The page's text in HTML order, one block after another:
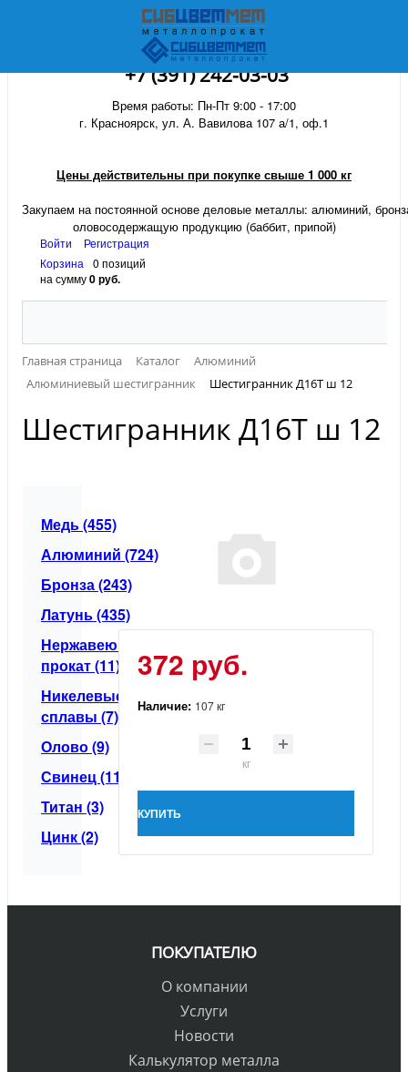
+7 (391) 242-03-03
Время работы: Пн-Пт 9:00 - 17:00
г. Красноярск, ул. А. Вавилова 107 а/1, оф.1
Цены действительны при покупке свыше 1 000 кг
Закупаем на постоянной основе деловые металлы: алюминий,
оловосодержащую продукцию (баббит, припой)
Войти
Регистрация
Корзина
0 позиций
на сумму0 руб.
Главная страница Каталог
Алюминий
Алюминиевый шестигранник
Шестигранник Д16Т ш 12
Шестигранник Д16Т ш 12
Медь (455)
Алюминий (724)
Бронза (243)
Латунь (435)
Нержавеющий
прокат (11)
Никелевые
сплавы (7)
Олово (9)
Свинец (11)
Титан (3)
Цинк (2)
372 руб.
Наличие: 107 кг
кг
КУПИТЬ
ПОКУПАТЕЛЮ
О компании
Услуги
Новости
Калькулятор металла